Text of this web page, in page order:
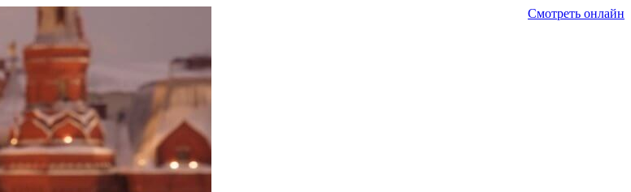
Смотреть онлайн